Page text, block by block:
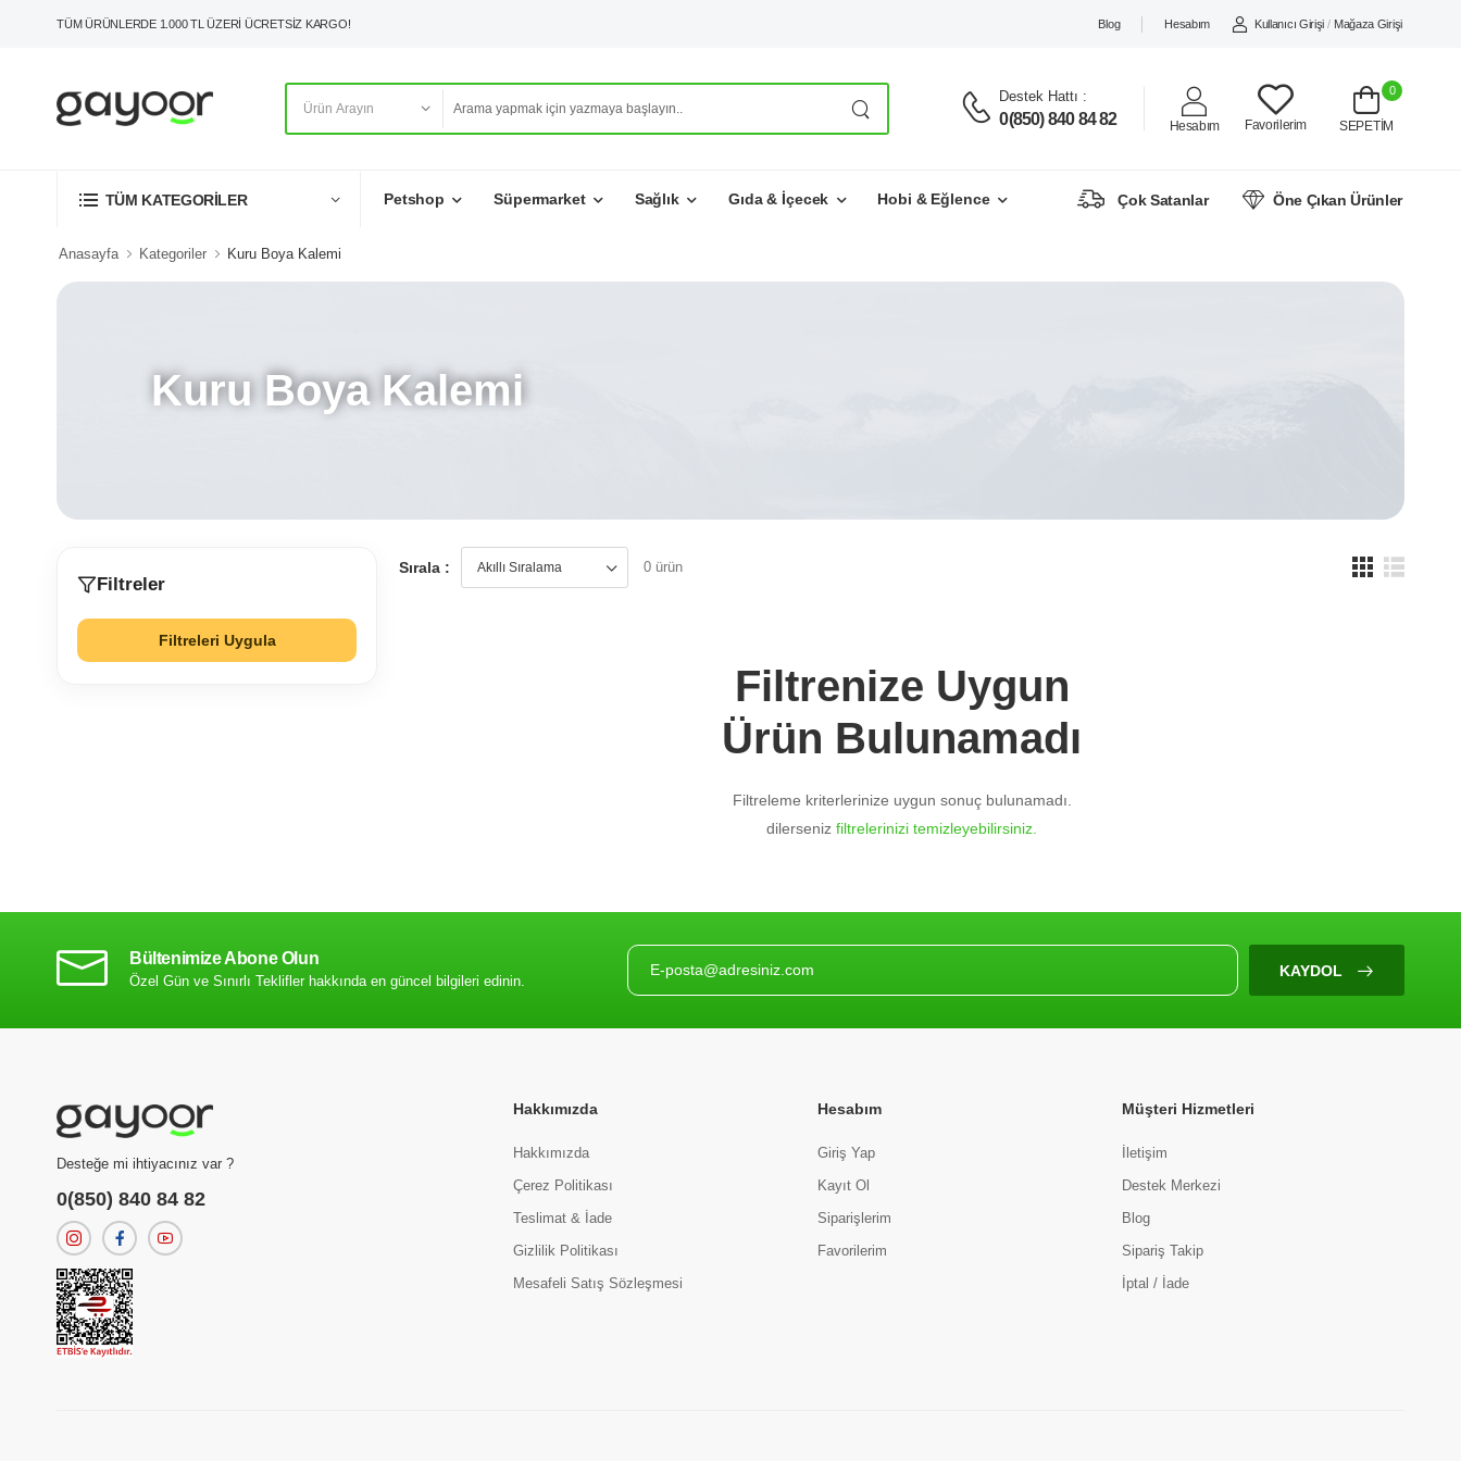
TÜM ÜRÜNLERDE 1.000 TL ÜZERİ ÜCRETSİZ KARGO! Blog Hesabım Kullanıcı Girişi / Mağaza Girişi
Destek Hattı :
0(850) 840 84 82 Hesabım Favorilerim
0
SEPETİM
TÜM KATEGORİLER Petshop Süpermarket Sağlık Gıda & İçecek Hobi & Eğlence Çok Satanlar Öne Çıkan Ürünler
Anasayfa Kategoriler Kuru Boya Kalemi
Kuru Boya Kalemi
Filtreler
Filtreleri Uygula
Sırala : 0 ürün
Filtrenize Uygun
Ürün Bulunamadı
Filtreleme kriterlerinize uygun sonuç bulunamadı.
dilerseniz filtrelerinizi temizleyebilirsiniz.
Bültenimize Abone Olun
Özel Gün ve Sınırlı Teklifler hakkında en güncel bilgileri edinin.
KAYDOL
Desteğe mi ihtiyacınız var ?
0(850) 840 84 82
Hakkımızda
Hakkımızda
Çerez Politikası
Teslimat & İade
Gizlilik Politikası
Mesafeli Satış Sözleşmesi
Hesabım
Giriş Yap
Kayıt Ol
Siparişlerim
Favorilerim
Müşteri Hizmetleri
İletişim
Destek Merkezi
Blog
Sipariş Takip
İptal / İade